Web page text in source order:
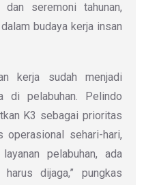
seremoni tahunan,
budaya kerja insan
kerja sudah menjadi
di pelabuhan. Pelindo
K3 sebagai prioritas
sehari-hari,
pelabuhan, ada
dijaga,” pungkas